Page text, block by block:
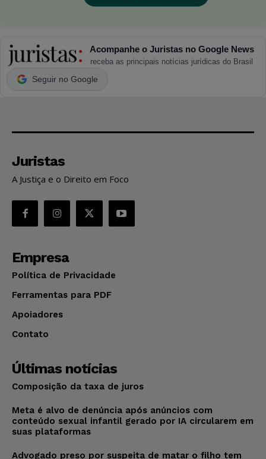
Acompanhe o Juristas no Google News
receba as principais notícias jurídicas do Brasil
Seguir no Google
Juristas
A Justiça e o Direito em Foco
Empresa
Política de Privacidade
Ferramentas para PDF
Apoiadores
Contato
Últimas notícias
Composição da taxa de juros
Meta é alvo de denúncia após anúncios com
conteúdo sexual infantil gerado por IA circularem em
suas plataformas
Advogado preso por suspeita de matar o filho tem